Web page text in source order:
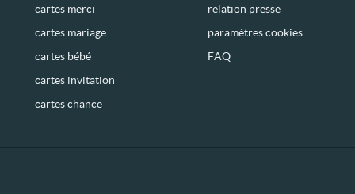
cartes merci
cartes mariage
cartes bébé
cartes invitation
cartes chance
relation presse
paramètres cookies
FAQ